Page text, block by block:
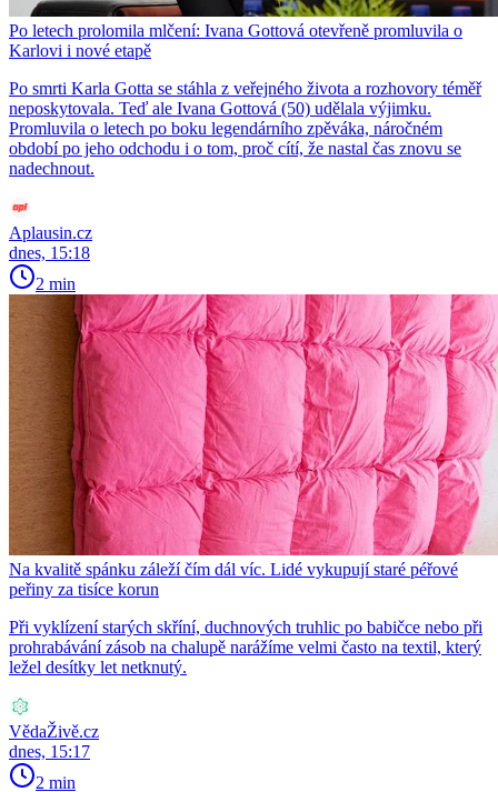
Po letech prolomila mlčení: Ivana Gottová otevřeně promluvila o
Karlovi i nové etapě
Po smrti Karla Gotta se stáhla z veřejného života a rozhovory téměř
neposkytovala. Teď ale Ivana Gottová (50) udělala výjimku.
Promluvila o letech po boku legendárního zpěváka, náročném
období po jeho odchodu i o tom, proč cítí, že nastal čas znovu se
nadechnout.
Aplausin.cz
dnes, 15:18
2 min
Na kvalitě spánku záleží čím dál víc. Lidé vykupují staré péřové
peřiny za tisíce korun
Při vyklízení starých skříní, duchnových truhlic po babičce nebo při
prohrabávání zásob na chalupě narážíme velmi často na textil, který
ležel desítky let netknutý.
VědaŽivě.cz
dnes, 15:17
2 min